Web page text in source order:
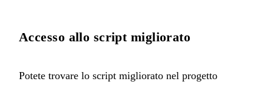
Accesso allo script migliorato
Potete trovare lo script migliorato nel progetto